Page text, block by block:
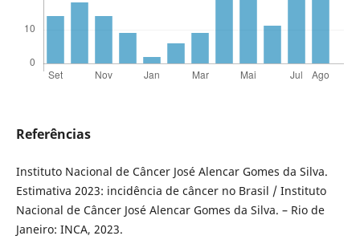
Referências
Instituto Nacional de Câncer José Alencar Gomes da Silva.
Estimativa 2023: incidência de câncer no Brasil / Instituto
Nacional de Câncer José Alencar Gomes da Silva. – Rio de
Janeiro: INCA, 2023.